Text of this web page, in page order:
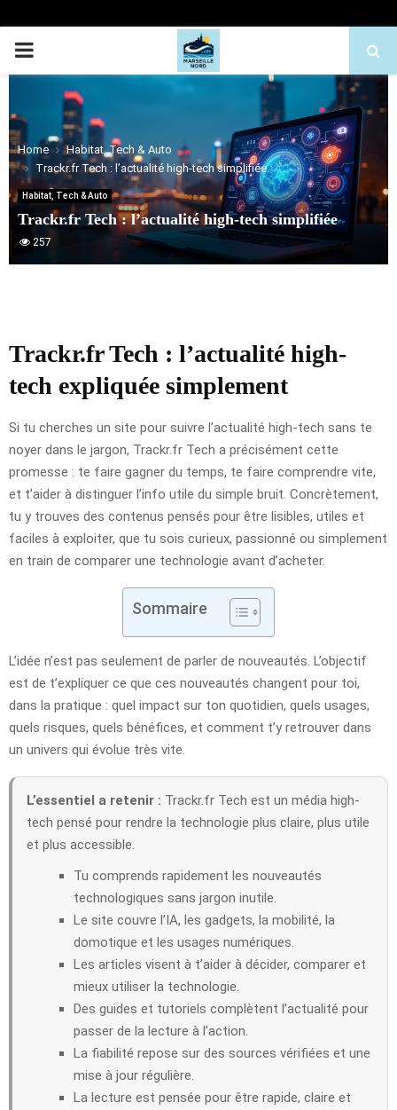
PRIMARY
MENU
Home
Habitat, Tech & Auto
Trackr.fr Tech : l’actualité high-tech simplifiée
Habitat, Tech & Auto
Trackr.fr Tech : l’actualité high-tech simplifiée
257
Trackr.fr Tech : l’actualité high-
tech expliquée simplement
Si tu cherches un site pour suivre l’actualité high-tech sans te
noyer dans le jargon, Trackr.fr Tech a précisément cette
promesse : te faire gagner du temps, te faire comprendre vite,
et t’aider à distinguer l’info utile du simple bruit. Concrètement,
tu y trouves des contenus pensés pour être lisibles, utiles et
faciles à exploiter, que tu sois curieux, passionné ou simplement
en train de comparer une technologie avant d’acheter.
Sommaire
L’idée n’est pas seulement de parler de nouveautés. L’objectif
est de t’expliquer ce que ces nouveautés changent pour toi,
dans la pratique : quel impact sur ton quotidien, quels usages,
quels risques, quels bénéfices, et comment t’y retrouver dans
un univers qui évolue très vite.
L’essentiel a retenir : Trackr.fr Tech est un média high-
tech pensé pour rendre la technologie plus claire, plus utile
et plus accessible.
Tu comprends rapidement les nouveautés
technologiques sans jargon inutile.
Le site couvre l’IA, les gadgets, la mobilité, la
domotique et les usages numériques.
Les articles visent à t’aider à décider, comparer et
mieux utiliser la technologie.
Des guides et tutoriels complètent l’actualité pour
passer de la lecture à l’action.
La fiabilité repose sur des sources vérifiées et une
mise à jour régulière.
La lecture est pensée pour être rapide, claire et